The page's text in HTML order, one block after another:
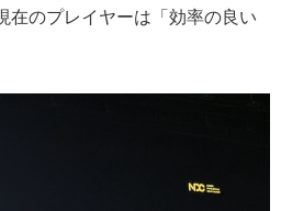
在のプレイヤーは「効率の良い